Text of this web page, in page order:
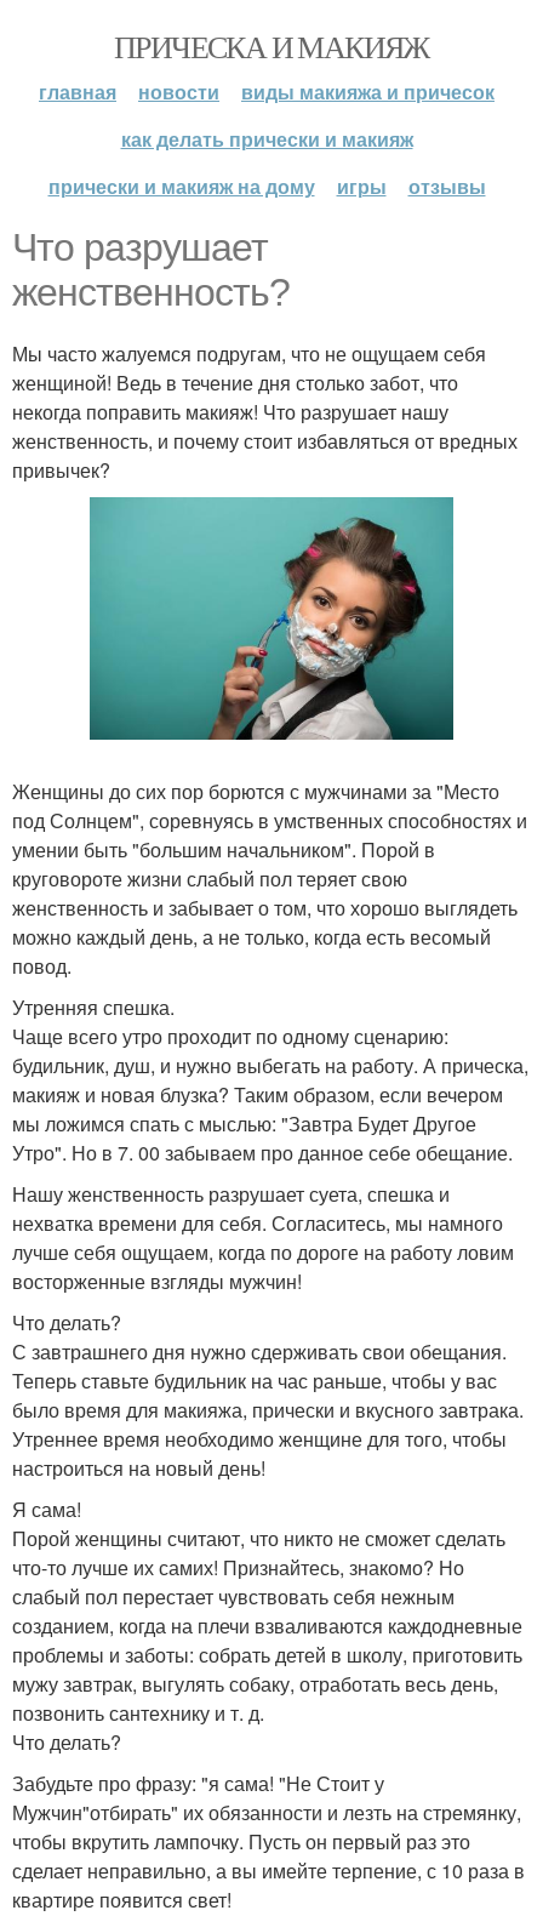
ПРИЧЕСКА И МАКИЯЖ
главная новости
виды макияжа и причесок
как делать прически и макияж
прически и макияж на дому
игры отзывы
Что разрушает
женственность?
Мы часто жалуемся подругам, что не ощущаем себя
женщиной! Ведь в течение дня столько забот, что
некогда поправить макияж! Что разрушает нашу
женственность, и почему стоит избавляться от вредных
привычек?
Женщины до сих пор борются с мужчинами за "Место
под Солнцем", соревнуясь в умственных способностях и
умении быть "большим начальником". Порой в
круговороте жизни слабый пол теряет свою
женственность и забывает о том, что хорошо выглядеть
можно каждый день, а не только, когда есть весомый
повод.
Утренняя спешка.
Чаще всего утро проходит по одному сценарию:
будильник, душ, и нужно выбегать на работу. А прическа,
макияж и новая блузка? Таким образом, если вечером
мы ложимся спать с мыслью: "Завтра Будет Другое
Утро". Но в 7. 00 забываем про данное себе обещание.
Нашу женственность разрушает суета, спешка и
нехватка времени для себя. Согласитесь, мы намного
лучше себя ощущаем, когда по дороге на работу ловим
восторженные взгляды мужчин!
Что делать?
С завтрашнего дня нужно сдерживать свои обещания.
Теперь ставьте будильник на час раньше, чтобы у вас
было время для макияжа, прически и вкусного завтрака.
Утреннее время необходимо женщине для того, чтобы
настроиться на новый день!
Я сама!
Порой женщины считают, что никто не сможет сделать
что-то лучше их самих! Признайтесь, знакомо? Но
слабый пол перестает чувствовать себя нежным
созданием, когда на плечи взваливаются каждодневные
проблемы и заботы: собрать детей в школу, приготовить
мужу завтрак, выгулять собаку, отработать весь день,
позвонить сантехнику и т. д.
Что делать?
Забудьте про фразу: "я сама! "Не Стоит у
Мужчин"отбирать" их обязанности и лезть на стремянку,
чтобы вкрутить лампочку. Пусть он первый раз это
сделает неправильно, а вы имейте терпение, с 10 раза в
квартире появится свет!